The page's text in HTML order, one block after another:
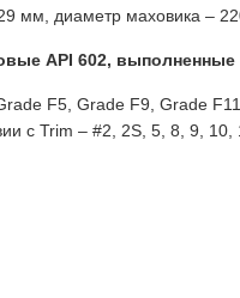
мм, диаметр маховика –
API 602, выполненные
F5, Grade F9, Grade
с Trim – #2, 2S, 5, 8, 9, 10,